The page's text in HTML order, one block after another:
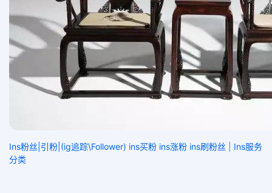
Ins粉丝|引粉|(ig追踪\Follower) ins买粉 ins涨粉 ins刷粉丝
Ins服务
分类